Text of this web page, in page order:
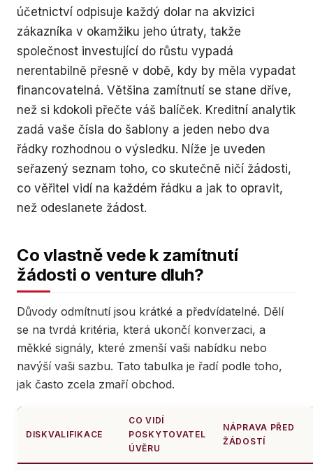
účetnictví odpisuje každý dolar na akvizici
zákazníka v okamžiku jeho útraty, takže
společnost investující do růstu vypadá
nerentabilně přesně v době, kdy by měla vypadat
financovatelná. Většina zamítnutí se stane dříve,
než si kdokoli přečte váš balíček. Kreditní analytik
zadá vaše čísla do šablony a jeden nebo dva
řádky rozhodnou o výsledku. Níže je uveden
seřazený seznam toho, co skutečně ničí žádosti,
co věřitel vidí na každém řádku a jak to opravit,
než odeslanete žádost.
Co vlastně vede k zamítnutí
žádosti o venture dluh?
Důvody odmítnutí jsou krátké a předvídatelné. Dělí
se na tvrdá kritéria, která ukončí konverzaci, a
měkké signály, které zmenší vaši nabídku nebo
navýší vaši sazbu. Tato tabulka je řadí podle toho,
jak často zcela zmaří obchod.
DISKVALIFIKACE
CO VIDÍ
POSKYTOVATEL
ÚVĚRU
NÁPRAVA PŘED
ŽÁDOSTÍ